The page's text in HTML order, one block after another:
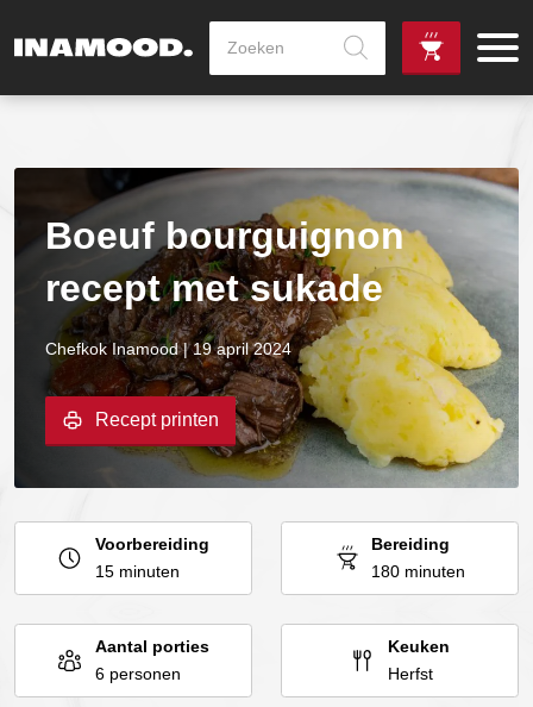
mogelijk
vanaf €100,-
Boeuf bourguignon
recept met sukade
Chefkok Inamood | 19 april 2024
Recept printen
Voorbereiding
15 minuten
Bereiding
180 minuten
Aantal porties
6 personen
Keuken
Herfst